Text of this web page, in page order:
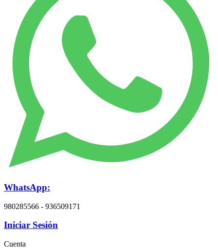
WhatsApp:
980285566 - 936509171
Iniciar Sesión
Cuenta